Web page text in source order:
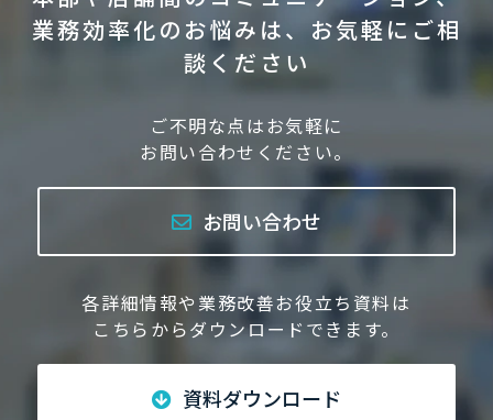
業務効率化のお悩みは、お気軽にご相
談ください
ご不明な点はお気軽に
お問い合わせください。
お問い合わせ
各詳細情報や業務改善お役立ち資料は
こちらからダウンロードできます。
資料ダウンロード